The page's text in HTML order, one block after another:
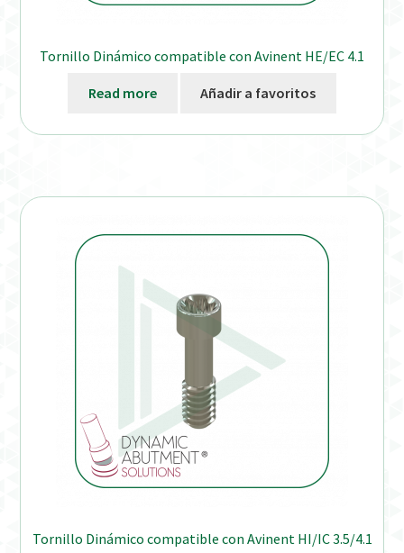
Tornillo Dinámico compatible con Avinent HE/EC 4.1
Read more Añadir a favoritos
Tornillo Dinámico compatible con Avinent HI/IC 3.5/4.1